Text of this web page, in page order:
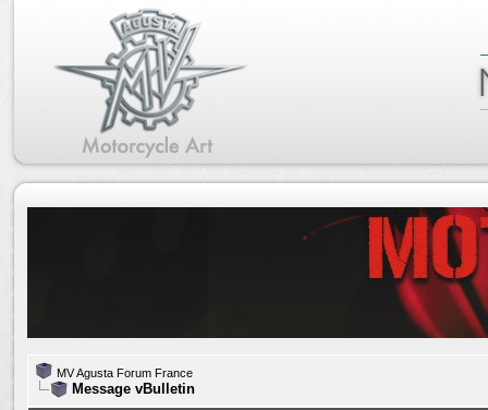
MV Agusta Forum France
Message vBulletin